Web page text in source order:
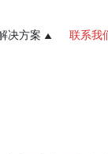
决方案 联系我